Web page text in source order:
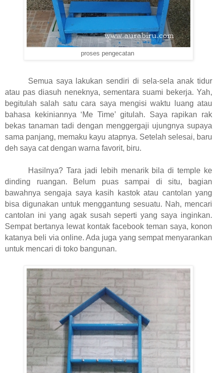
proses pengecatan
Semua saya lakukan sendiri di sela-sela anak tidur
atau pas diasuh neneknya, sementara suami bekerja. Yah,
begitulah salah satu cara saya mengisi waktu luang atau
bahasa kekiniannya ‘Me Time’ gitulah. Saya rapikan rak
bekas tanaman tadi dengan menggergaji ujungnya supaya
sama panjang, memaku kayu atapnya. Setelah selesai, baru
deh saya cat dengan warna favorit, biru.
Hasilnya? Tara jadi lebih menarik bila di temple ke
dinding ruangan. Belum puas sampai di situ, bagian
bawahnya sengaja saya kasih kastok atau cantolan yang
bisa digunakan untuk menggantung sesuatu. Nah, mencari
cantolan ini yang agak susah seperti yang saya inginkan.
Sempat bertanya lewat kontak facebook teman saya, konon
katanya beli via online. Ada juga yang sempat menyarankan
untuk mencari di toko bangunan.